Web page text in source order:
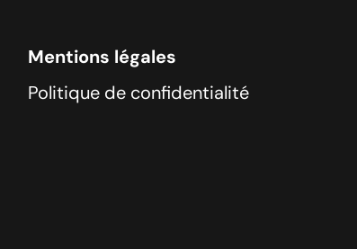
Mentions légales
Politique de confidentialité